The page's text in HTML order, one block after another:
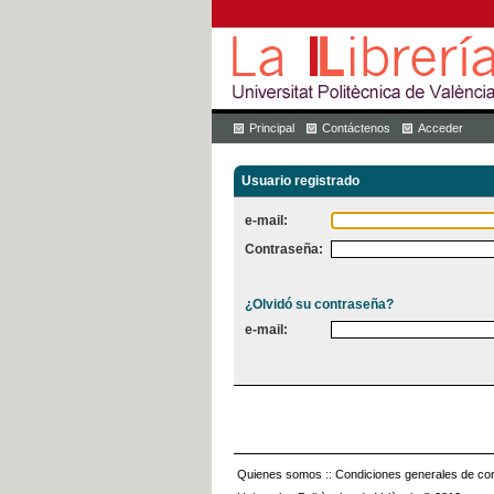
Principal Contáctenos Acceder
Usuario registrado
e-mail:
Contraseña:
¿Olvidó su contraseña?
e-mail:
Quienes somos :: Condiciones generales de